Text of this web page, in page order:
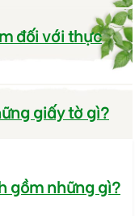
đối với thực
giấy tờ gì?
gồm những gì?